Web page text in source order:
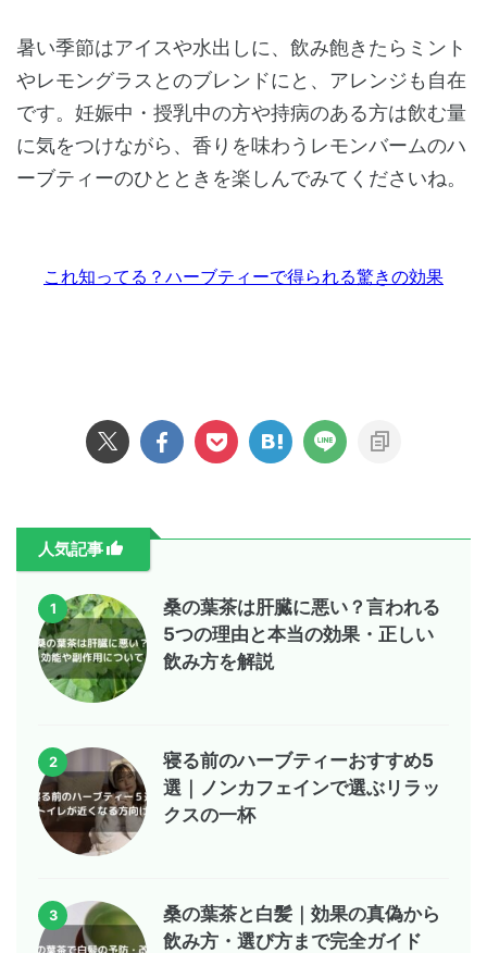
暑い季節はアイスや水出しに、飲み飽きたらミント
やレモングラスとのブレンドにと、アレンジも自在
です。妊娠中・授乳中の方や持病のある方は飲む量
に気をつけながら、香りを味わうレモンバームのハ
ーブティーのひとときを楽しんでみてくださいね。
これ知ってる？ハーブティーで得られる驚きの効果
人気記事
1
桑の葉茶は肝臓に悪い？言われる
5つの理由と本当の効果・正しい
飲み方を解説
2
寝る前のハーブティーおすすめ5
選｜ノンカフェインで選ぶリラッ
クスの一杯
3
桑の葉茶と白髪｜効果の真偽から
飲み方・選び方まで完全ガイド